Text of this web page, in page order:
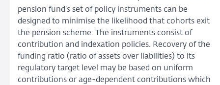
pension fund’s set of policy instruments can be
designed to minimise the likelihood that cohorts exit
the pension scheme. The instruments consist of
contribution and indexation policies. Recovery of the
funding ratio (ratio of assets over liabilities) to its
regulatory target level may be based on uniform
contributions or age-dependent contributions which